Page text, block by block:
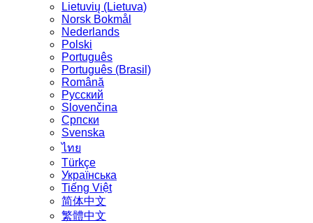
Lietuvių (Lietuva)
‪Norsk Bokmål‬
Nederlands
Polski
Português
Português (Brasil)
Română
Русский
Slovenčina
Српски
Svenska
ไทย
Türkçe
Українська
Tiếng Việt
简体中文
繁體中文